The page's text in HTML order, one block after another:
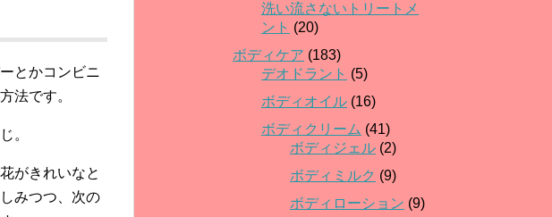
とかコンビニ
法です。
。
がきれいなと
みつつ、次の
洗い流さないトリートメ
ント (20)
ボディケア (183)
デオドラント (5)
ボディオイル (16)
ボディクリーム (41)
ボディジェル (2)
ボディミルク (9)
ボディローション (9)